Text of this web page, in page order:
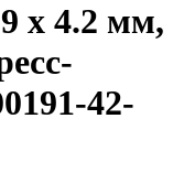
х 4.2 мм,
42-